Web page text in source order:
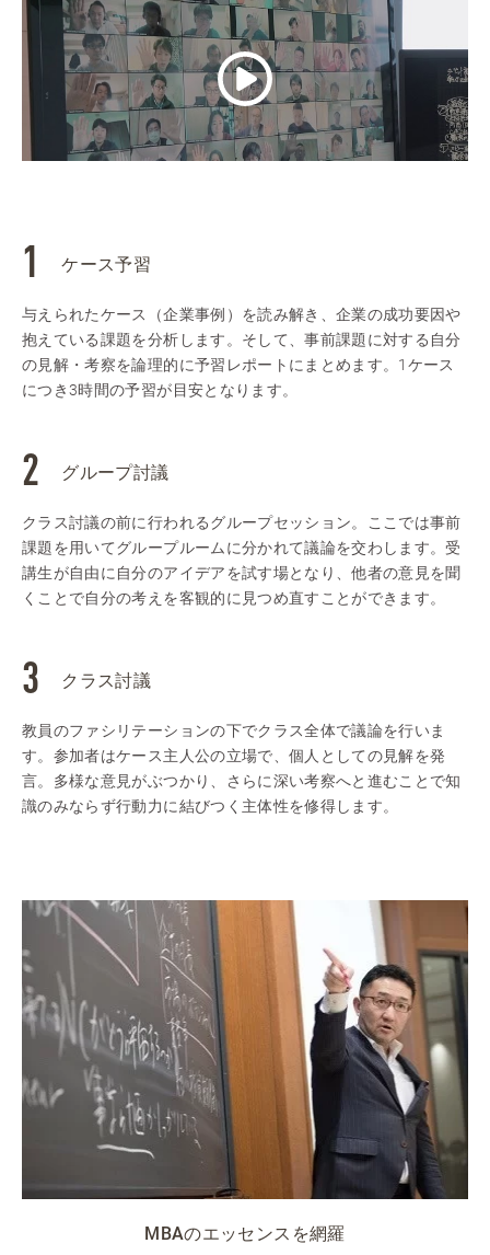
ケース予習
与えられたケース（企業事例）を読み解き、企業の成功要因や
抱えている課題を分析します。そして、事前課題に対する自分
の見解・考察を論理的に予習レポートにまとめます。1ケース
につき3時間の予習が目安となります。
グループ討議
クラス討議の前に行われるグループセッション。ここでは事前
課題を用いてグループルームに分かれて議論を交わします。受
講生が自由に自分のアイデアを試す場となり、他者の意見を聞
くことで自分の考えを客観的に見つめ直すことができます。
クラス討議
教員のファシリテーションの下でクラス全体で議論を行いま
す。参加者はケース主人公の立場で、個人としての見解を発
言。多様な意見がぶつかり、さらに深い考察へと進むことで知
識のみならず行動力に結びつく主体性を修得します。
MBAのエッセンスを網羅